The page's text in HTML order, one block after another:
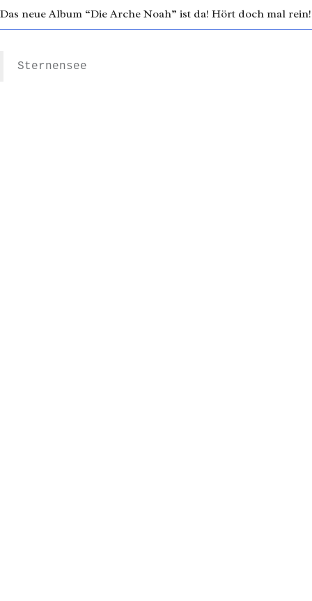
Das neue Album “Die Arche Noah” ist da! Hört doch mal rein!
Sternensee